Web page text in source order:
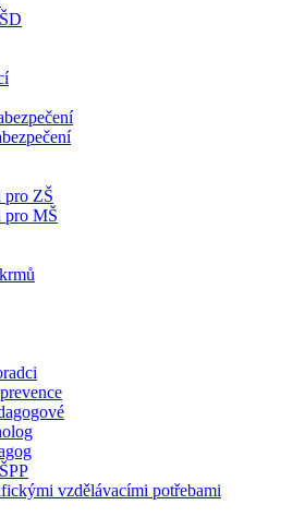
pro ZŠ
pro MŠ
vzdělávacími potřebami